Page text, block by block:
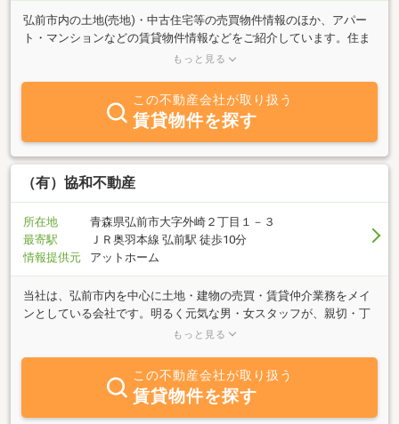
弘前市内の土地(売地)・中古住宅等の売買物件情報のほか、アパー
ト・マンションなどの賃貸物件情報などをご紹介しています。住ま
い探しから注文住宅・リフォームのご相談、不要になった不動産の
もっと見る
この不動産会社が取り扱う
賃貸物件を探す
（有）協和不動産
所在地
青森県弘前市大字外崎２丁目１－３
最寄駅
ＪＲ奥羽本線 弘前駅 徒歩10分
情報提供元
アットホーム
当社は、弘前市内を中心に土地・建物の売買・賃貸仲介業務をメイ
ンとしている会社です。明るく元気な男・女スタッフが、親切・丁
寧に対応させて頂きますので、こんなお部屋を探して欲しい・こん
もっと見る
この不動産会社が取り扱う
賃貸物件を探す